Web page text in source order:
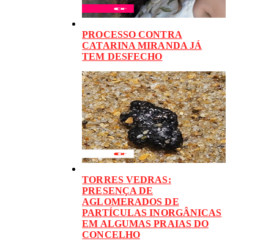
PROCESSO CONTRA
CATARINA MIRANDA JÁ
TEM DESFECHO
TORRES VEDRAS:
PRESENÇA DE
AGLOMERADOS DE
PARTÍCULAS INORGÂNICAS
EM ALGUMAS PRAIAS DO
CONCELHO